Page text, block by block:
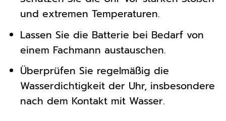
und extremen Temperaturen.
Lassen Sie die Batterie bei Bedarf von
einem Fachmann austauschen.
Überprüfen Sie regelmäßig die
Wasserdichtigkeit der Uhr, insbesondere
nach dem Kontakt mit Wasser.